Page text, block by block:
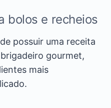
bolos e recheios
possuir uma receita
gourmet,
mais